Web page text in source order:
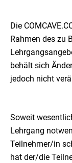
Die
Rahmen des zu
behält sich
jedoch nicht
Soweit
Lehrgang
Teilnehmer/in
hat der/die